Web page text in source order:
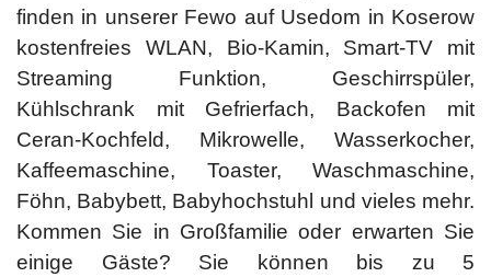
finden in unserer Fewo auf Usedom in Koserow
kostenfreies WLAN, Bio-Kamin, Smart-TV mit
Streaming Funktion, Geschirrspüler,
Kühlschrank mit Gefrierfach, Backofen mit
Ceran-Kochfeld, Mikrowelle, Wasserkocher,
Kaffeemaschine, Toaster, Waschmaschine,
Föhn, Babybett, Babyhochstuhl und vieles mehr.
Kommen Sie in Großfamilie oder erwarten Sie
einige Gäste? Sie können bis zu 5